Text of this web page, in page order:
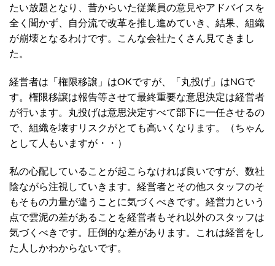
たい放題となり、昔からいた従業員の意見やアドバイスを
全く聞かず、自分流で改革を推し進めていき、結果、組織
が崩壊となるわけです。こんな会社たくさん見てきまし
た。
経営者は「権限移譲」はOKですが、「丸投げ」はNGで
す。権限移譲は報告等させて最終重要な意思決定は経営者
が行います。丸投げは意思決定すべて部下に一任させるの
で、組織を壊すリスクがとても高いくなります。（ちゃん
として人もいますが・・）
私の心配していることが起こらなければ良いですが、数社
陰ながら注視していきます。経営者とその他スタッフのそ
もそもの力量が違うことに気づくべきです。経営力という
点で雲泥の差があることを経営者もそれ以外のスタッフは
気づくべきです。圧倒的な差があります。これは経営をし
た人しかわからないです。